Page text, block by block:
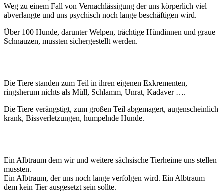
Weg zu einem Fall von Vernachlässigung der uns körperlich viel
abverlangte und uns psychisch noch lange beschäftigen wird.
Über 100 Hunde, darunter Welpen, trächtige Hündinnen und graue
Schnauzen, mussten sichergestellt werden.
Die Tiere standen zum Teil in ihren eigenen Exkrementen,
ringsherum nichts als Müll, Schlamm, Unrat, Kadaver ….
Die Tiere verängstigt, zum großen Teil abgemagert, augenscheinlich
krank, Bissverletzungen, humpelnde Hunde.
Ein Albtraum dem wir und weitere sächsische Tierheime uns stellen
mussten.
Ein Albtraum, der uns noch lange verfolgen wird. Ein Albtraum
dem kein Tier ausgesetzt sein sollte.